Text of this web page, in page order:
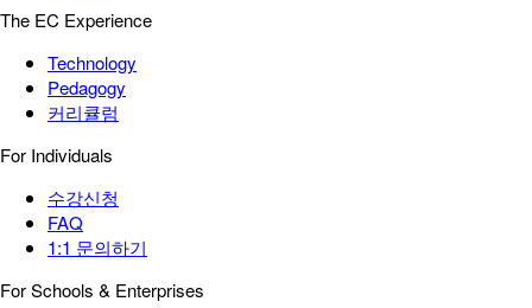
The EC Experience
Technology
Pedagogy
커리큘럼
For Individuals
수강신청
FAQ
1:1 문의하기
For Schools & Enterprises